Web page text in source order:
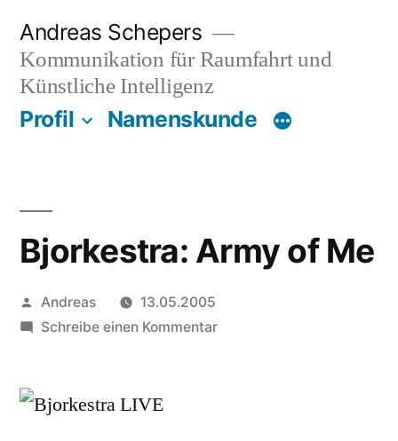
Inhalt
springen
Andreas Schepers
Kommunikation für Raumfahrt und
Künstliche Intelligenz
Profil Namenskunde
Bjorkestra: Army of Me
Veröffentlicht
von
Andreas
13.05.2005
Schreibe einen Kommentarzu